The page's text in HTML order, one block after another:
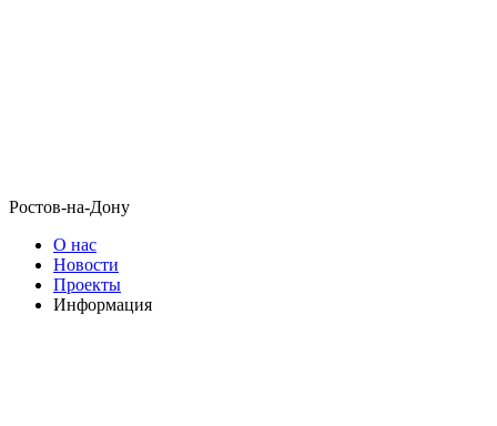
Ростов-на-Дону
О нас
Новости
Проекты
Информация